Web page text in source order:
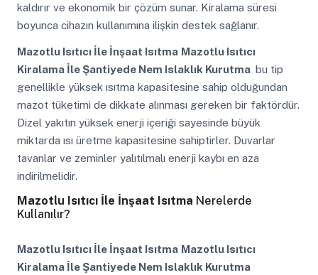
kaldırır ve ekonomik bir çözüm sunar. Kiralama süresi
boyunca cihazın kullanımına ilişkin destek sağlanır.
Mazotlu Isıtıcı İle İnşaat Isıtma Mazotlu Isıtıcı
Kiralama İle Şantiyede Nem Islaklık Kurutma bu tip
genellikle yüksek ısıtma kapasitesine sahip olduğundan
mazot tüketimi de dikkate alınması gereken bir faktördür.
Dizel yakıtın yüksek enerji içeriği sayesinde büyük
miktarda ısı üretme kapasitesine sahiptirler. Duvarlar
tavanlar ve zeminler yalıtılmalı enerji kaybı en aza
indirilmelidir.
Mazotlu Isıtıcı İle İnşaat Isıtma Nerelerde
Kullanılır?
Mazotlu Isıtıcı İle İnşaat Isıtma Mazotlu Isıtıcı
Kiralama İle Şantiyede Nem Islaklık Kurutma